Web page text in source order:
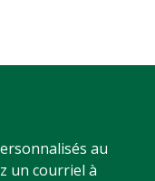
au
un courriel à